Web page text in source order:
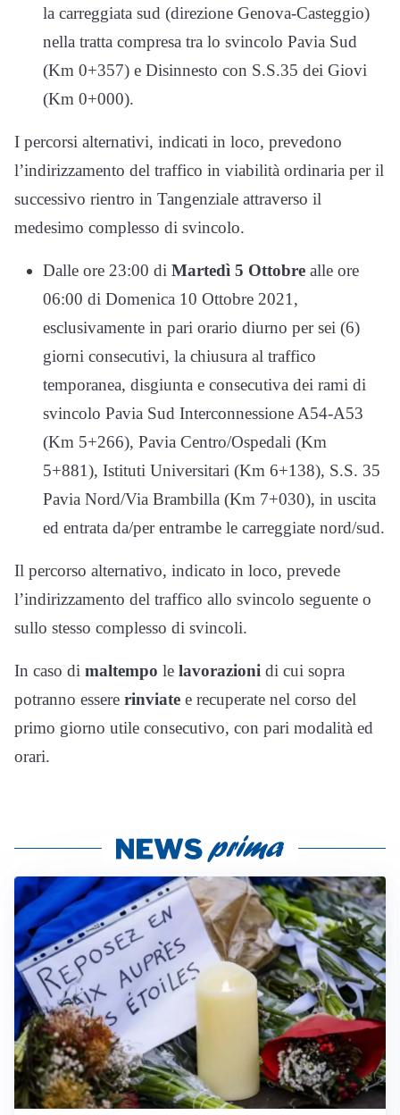
la carreggiata sud (direzione Genova-Casteggio)
nella tratta compresa tra lo svincolo Pavia Sud
(Km 0+357) e Disinnesto con S.S.35 dei Giovi
(Km 0+000).
I percorsi alternativi, indicati in loco, prevedono
l’indirizzamento del traffico in viabilità ordinaria per il
successivo rientro in Tangenziale attraverso il
medesimo complesso di svincolo.
Dalle ore 23:00 di Martedì 5 Ottobre alle ore
06:00 di Domenica 10 Ottobre 2021,
esclusivamente in pari orario diurno per sei (6)
giorni consecutivi, la chiusura al traffico
temporanea, disgiunta e consecutiva dei rami di
svincolo Pavia Sud Interconnessione A54-A53
(Km 5+266), Pavia Centro/Ospedali (Km
5+881), Istituti Universitari (Km 6+138), S.S. 35
Pavia Nord/Via Brambilla (Km 7+030), in uscita
ed entrata da/per entrambe le carreggiate nord/sud.
Il percorso alternativo, indicato in loco, prevede
l’indirizzamento del traffico allo svincolo seguente o
sullo stesso complesso di svincoli.
In caso di maltempo le lavorazioni di cui sopra
potranno essere rinviate e recuperate nel corso del
primo giorno utile consecutivo, con pari modalità ed
orari.